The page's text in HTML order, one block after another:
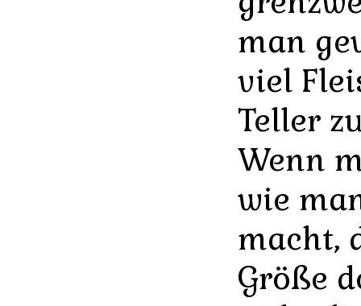
man
viel
Teller
Wenn
wie
macht,
Größe